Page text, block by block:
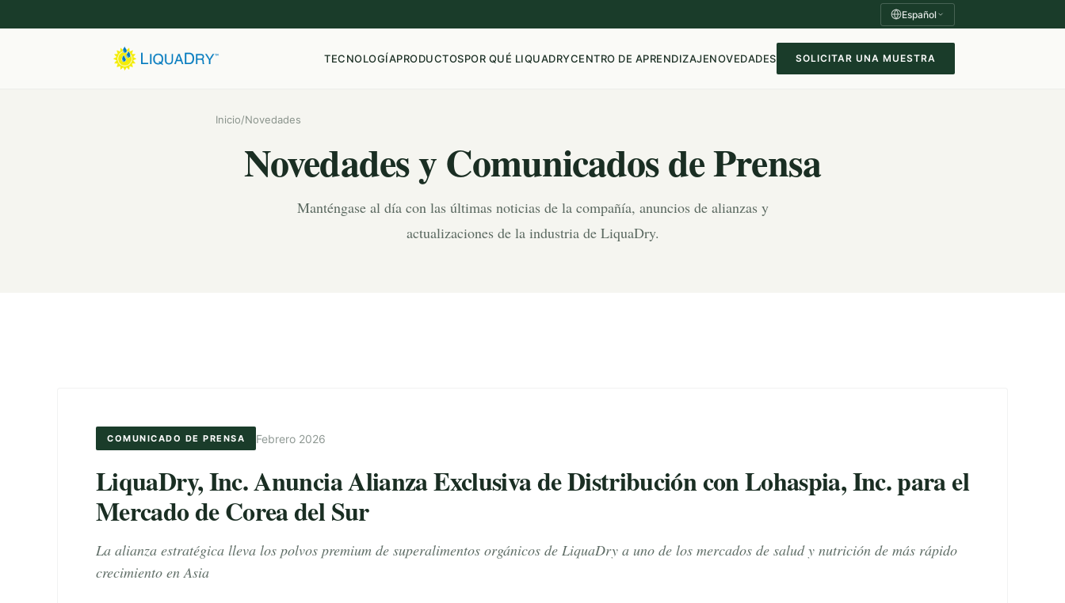
Español
TECNOLOGÍAPRODUCTOSPOR QUÉ LIQUADRYCENTRO DE APRENDIZAJENOVEDADES SOLICITAR UNA MUESTRA
Inicio/Novedades
Novedades y Comunicados de Prensa
Manténgase al día con las últimas noticias de la compañía, anuncios de alianzas y
actualizaciones de la industria de LiquaDry.
COMUNICADO DE PRENSA Febrero 2026
LiquaDry, Inc. Anuncia Alianza Exclusiva de Distribución con Lohaspia, Inc. para el
Mercado de Corea del Sur
La alianza estratégica lleva los polvos premium de superalimentos orgánicos de LiquaDry a uno de los mercados de salud y nutrición de más rápido
crecimiento en Asia